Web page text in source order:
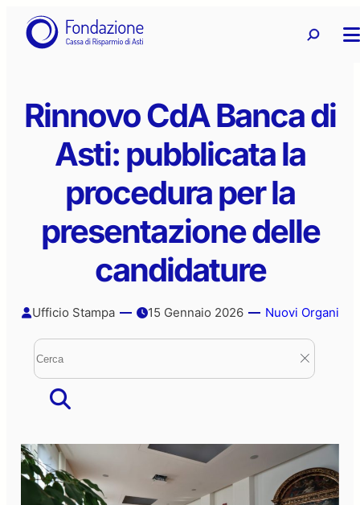
Ricerca
Ricerca
Rinnovo CdA Banca di
Asti: pubblicata la
procedura per la
presentazione delle
candidature
Ufficio Stampa 15 Gennaio 2026 Nuovi Organi